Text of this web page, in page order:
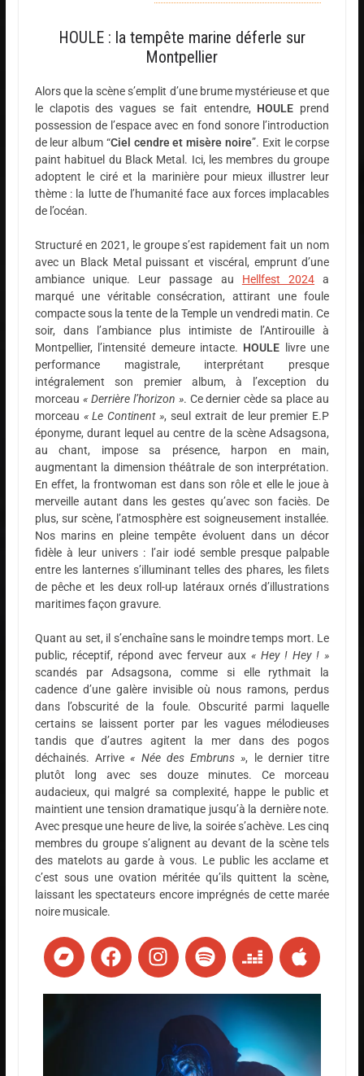
HOULE : la tempête marine déferle sur
Montpellier
Alors que la scène s’emplit d’une brume mystérieuse et que
le clapotis des vagues se fait entendre, HOULE prend
possession de l’espace avec en fond sonore l’introduction
de leur album “Ciel cendre et misère noire”. Exit le corpse
paint habituel du Black Metal. Ici, les membres du groupe
adoptent le ciré et la marinière pour mieux illustrer leur
thème : la lutte de l’humanité face aux forces implacables
de l’océan.
Structuré en 2021, le groupe s’est rapidement fait un nom
avec un Black Metal puissant et viscéral, emprunt d’une
ambiance unique. Leur passage au Hellfest 2024 a
marqué une véritable consécration, attirant une foule
compacte sous la tente de la Temple un vendredi matin. Ce
soir, dans l’ambiance plus intimiste de l’Antirouille à
Montpellier, l’intensité demeure intacte. HOULE livre une
performance magistrale, interprétant presque
intégralement son premier album, à l’exception du
morceau « Derrière l’horizon ». Ce dernier cède sa place au
morceau « Le Continent », seul extrait de leur premier E.P
éponyme, durant lequel au centre de la scène Adsagsona,
au chant, impose sa présence, harpon en main,
augmentant la dimension théâtrale de son interprétation.
En effet, la frontwoman est dans son rôle et elle le joue à
merveille autant dans les gestes qu’avec son faciès. De
plus, sur scène, l’atmosphère est soigneusement installée.
Nos marins en pleine tempête évoluent dans un décor
fidèle à leur univers : l’air iodé semble presque palpable
entre les lanternes s’illuminant telles des phares, les filets
de pêche et les deux roll-up latéraux ornés d’illustrations
maritimes façon gravure.
Quant au set, il s’enchaîne sans le moindre temps mort. Le
public, réceptif, répond avec ferveur aux« Hey ! Hey ! »
scandés par Adsagsona, comme si elle rythmait la
cadence d’une galère invisible où nous ramons, perdus
dans l’obscurité de la foule. Obscurité parmi laquelle
certains se laissent porter par les vagues mélodieuses
tandis que d’autres agitent la mer dans des pogos
déchainés. Arrive« Née des Embruns », le dernier titre
plutôt long avec ses douze minutes. Ce morceau
audacieux, qui malgré sa complexité, happe le public et
maintient une tension dramatique jusqu’à la dernière note.
Avec presque une heure de live, la soirée s’achève. Les cinq
membres du groupe s’alignent au devant de la scène tels
des matelots au garde à vous. Le public les acclame et
c’est sous une ovation méritée qu’ils quittent la scène,
laissant les spectateurs encore imprégnés de cette marée
noire musicale.